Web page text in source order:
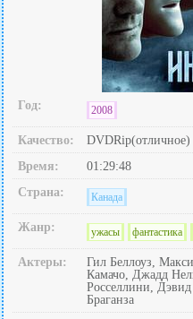
Год: 2008
Качество:
DVDRip(отличное)
Время:
01:29:48
Страна:
Канада
Жанр: ужасы фантастика
Актеры:
Гил Беллоуз,
Камачо, Джадд
Росселлини,
Браганза